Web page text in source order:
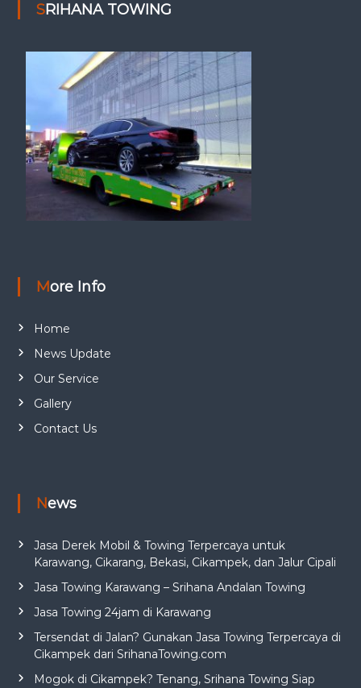
SRIHANA TOWING
More Info
Home
News Update
Our Service
Gallery
Contact Us
News
Jasa Derek Mobil & Towing Terpercaya untuk
Karawang, Cikarang, Bekasi, Cikampek, dan Jalur Cipali
Jasa Towing Karawang – Srihana Andalan Towing
Jasa Towing 24jam di Karawang
Tersendat di Jalan? Gunakan Jasa Towing Terpercaya di
Cikampek dari SrihanaTowing.com
Mogok di Cikampek? Tenang, Srihana Towing Siap